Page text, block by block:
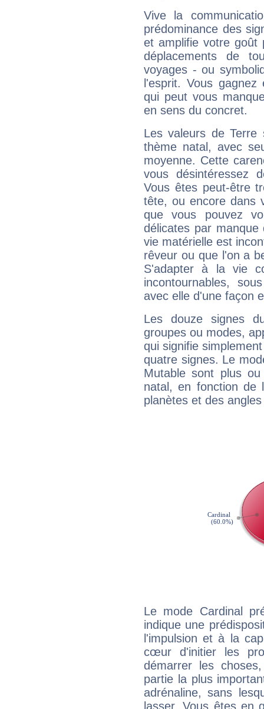
Vive la
prédominance des
et amplifie votre goût
déplacements de
voyages - ou
l'esprit. Vous
qui peut vous
en sens du concret.
Les valeurs de Terre
thème natal, avec
moyenne. Cette
vous désintéressez
Vous êtes peut-être
tête, ou encore dans
que vous pouvez
délicates par
vie matérielle est
rêveur ou que l'on a
S'adapter à la vie
incontournables,
avec elle d'une façon
Les douze signes
groupes ou modes,
qui signifie
quatre signes. Le
Mutable sont plus
natal, en fonction de
planètes et des
Le mode Cardinal
indique une
l'impulsion et à la
cœur d'initier les
démarrer les
partie la plus
adrénaline, sans
lasser. Vous êtes en